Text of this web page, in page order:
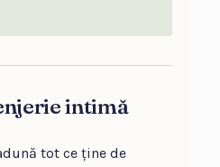
intimă
tot ce ține de